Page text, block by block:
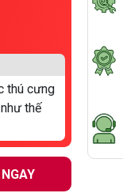
thú cưng
thế